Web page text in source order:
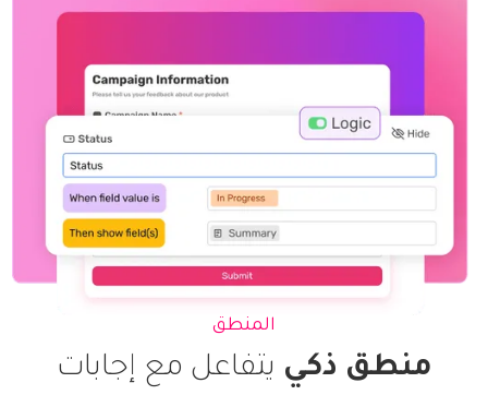
المنطق
منطق ذكي يتفاعل مع إجابات